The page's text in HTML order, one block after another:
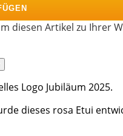
diesen Artikel zu Ihrer
Logo Jubiläum 2025.
dieses rosa Etui